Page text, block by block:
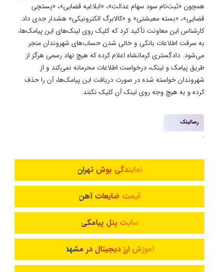
همچون «ثبت‌نام سود سهام عدالت»، «ابلاغیه قضایی»، «پستچی
قضایی»، «بسته معیشتی» و «کالابرگ الکترونیکی» هشدار جدی داد.
کارشناس این معاونت تأکید کرد که کلیک روی لینک‌های این پیامک‌ها،
به سرقت اطلاعات بانکی و خالی شدن حساب‌های شهروندان منجر
می‌شود. دادگستری کرمانشاه اعلام کرده که هیچ نهاد رسمی هرگز از
طریق پیامک و لینک، درخواست اطلاعات محرمانه نمی‌کند و از
شهروندان خواسته شده در صورت دریافت این پیامک‌ها، آن را حذف
کرده و به هیچ وجه روی لینک آن کلیک نکنند.
رسالینک
نمایندگی بوش تهران
قیمت ضایعات آهن
سایت پنل پیامکی
آموزش ارز دیجیتال در مشهد